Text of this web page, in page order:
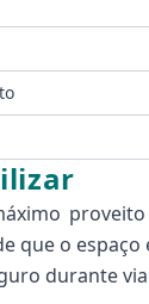
que o
durante